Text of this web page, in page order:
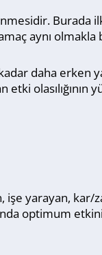
Burada
aynı
daha erken
olasılığının
yarayan,
optimum